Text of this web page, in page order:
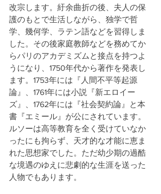
改宗します。紆余曲折の後、夫人の保
護のもとで生活しながら、独学で哲
学、幾何学、ラテン語などを習得しま
した。その後家庭教師などを務めてか
らパリのアカデミズムと接点を持つよ
うになり、1750年代から著作を発表し
ます。1753年には『人間不平等起源
論』、1761年には小説『新エロイー
ズ』、1762年には『社会契約論』と本
書『エミール』が公にされています。
ルソーは高等教育を全く受けていなか
ったにも拘らず、天才的な才能に恵ま
れた思想家でした。ただ幼少期の過酷
な境遇のゆえに悲劇的な生涯を送った
人物でもあります。